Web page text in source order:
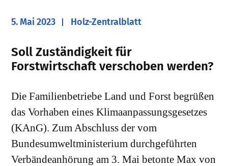
5. Mai 2023 Holz-Zentralblatt
Soll Zuständigkeit für
Forstwirtschaft verschoben werden?
Die Familienbetriebe Land und Forst begrüßen
das Vorhaben eines Klimaanpassungsgesetzes
(KAnG). Zum Abschluss der vom
Bundesumweltministerium durchgeführten
Verbändeanhörung am 3. Mai betonte Max von